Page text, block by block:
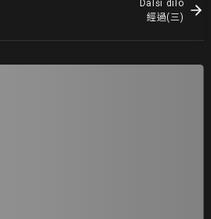
Další dílo
經過(三)